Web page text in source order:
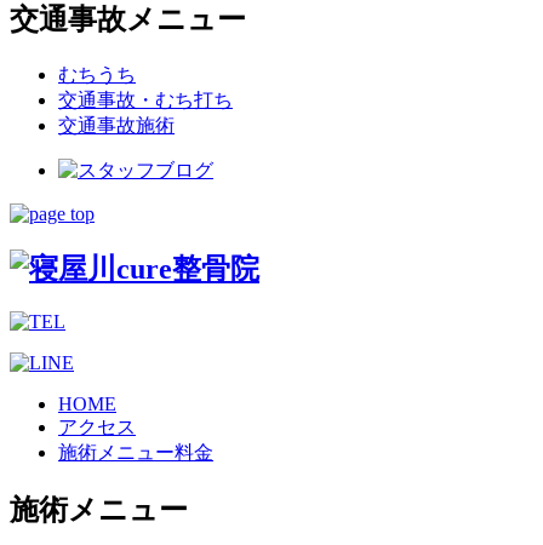
交通事故メニュー
むちうち
交通事故・むち打ち
交通事故施術
HOME
アクセス
施術メニュー料金
施術メニュー